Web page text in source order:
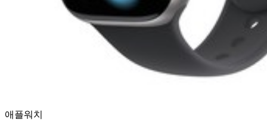
애플워치